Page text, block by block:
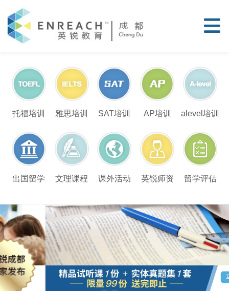
托福培训 雅思培训 SAT培训 AP培训 alevel培训
出国留学 文理课程 课外活动 英锐师资 留学评估